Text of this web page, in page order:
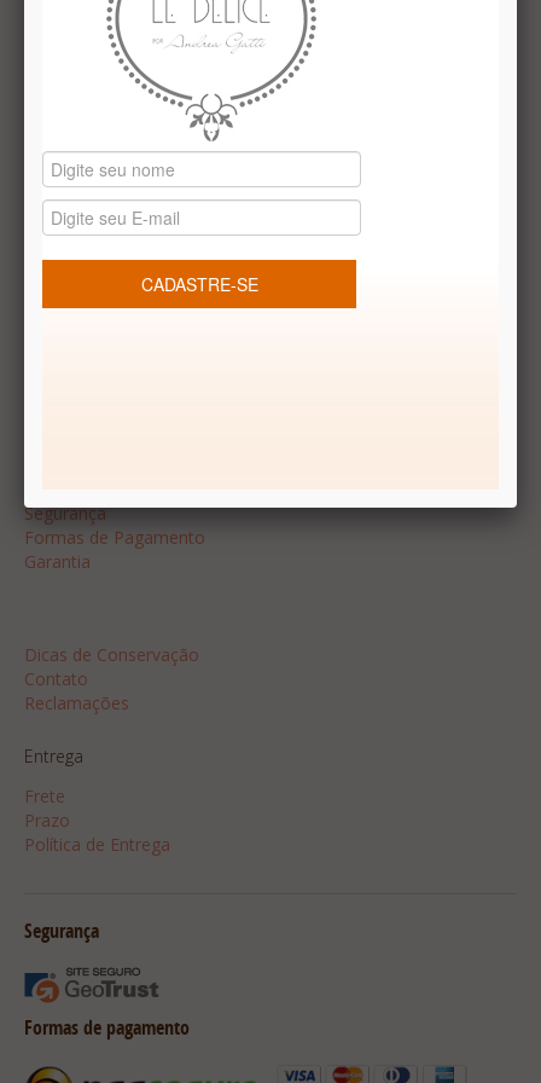
Lista de comparação
Datas especiais
Vale presentes
Segurança
Formas de Pagamento
Garantia
Dicas de Conservação
Contato
Reclamações
Entrega
Frete
Prazo
Política de Entrega
Segurança
Formas de pagamento